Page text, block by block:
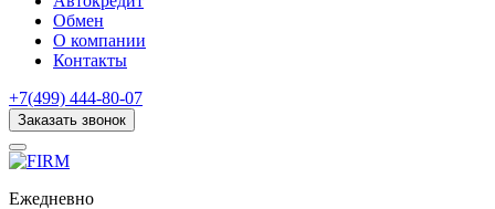
Обмен
О компании
Контакты
+7(499) 444-80-07
Заказать звонок
Ежедневно